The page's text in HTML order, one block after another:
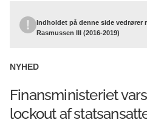
Indholdet på denne side vedrører
Rasmussen III (2016-2019)
NYHED
Finansministeriet
lockout af